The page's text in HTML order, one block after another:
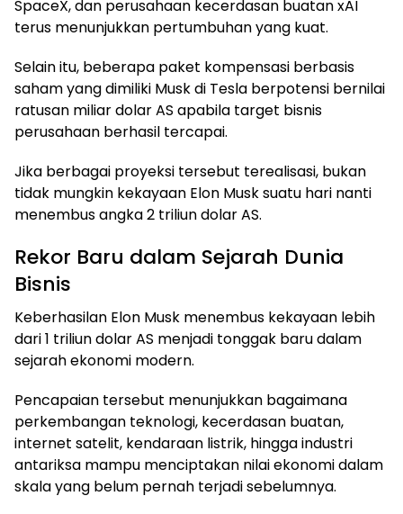
SpaceX, dan perusahaan kecerdasan buatan xAI
terus menunjukkan pertumbuhan yang kuat.
Selain itu, beberapa paket kompensasi berbasis
saham yang dimiliki Musk di Tesla berpotensi bernilai
ratusan miliar dolar AS apabila target bisnis
perusahaan berhasil tercapai.
Jika berbagai proyeksi tersebut terealisasi, bukan
tidak mungkin kekayaan Elon Musk suatu hari nanti
menembus angka 2 triliun dolar AS.
Rekor Baru dalam Sejarah Dunia
Bisnis
Keberhasilan Elon Musk menembus kekayaan lebih
dari 1 triliun dolar AS menjadi tonggak baru dalam
sejarah ekonomi modern.
Pencapaian tersebut menunjukkan bagaimana
perkembangan teknologi, kecerdasan buatan,
internet satelit, kendaraan listrik, hingga industri
antariksa mampu menciptakan nilai ekonomi dalam
skala yang belum pernah terjadi sebelumnya.